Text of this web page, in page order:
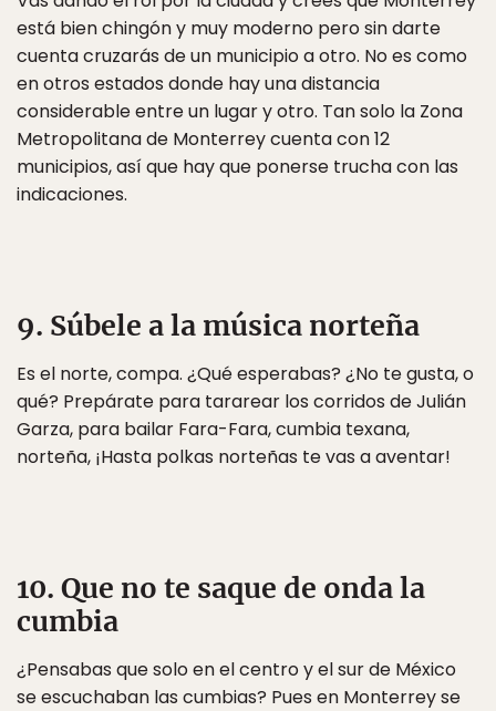
está bien chingón y muy moderno pero sin darte
cuenta cruzarás de un municipio a otro. No es como
en otros estados donde hay una distancia
considerable entre un lugar y otro. Tan solo la Zona
Metropolitana de Monterrey cuenta con 12
municipios, así que hay que ponerse trucha con las
indicaciones.
9. Súbele a la música norteña
Es el norte, compa. ¿Qué esperabas? ¿No te gusta, o
qué? Prepárate para tararear los corridos de Julián
Garza, para bailar Fara-Fara, cumbia texana,
norteña, ¡Hasta polkas norteñas te vas a aventar!
10. Que no te saque de onda la
cumbia
¿Pensabas que solo en el centro y el sur de México
se escuchaban las cumbias? Pues en Monterrey se